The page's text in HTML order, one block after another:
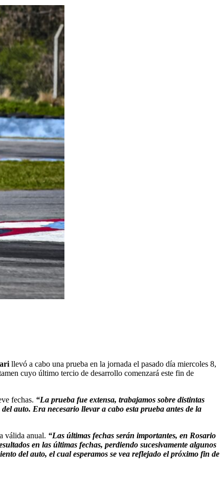
llevó a cabo una prueba en la jornada el pasado día miercoles 8,
cuyo último tercio de desarrollo comenzará este fin de
fechas. “La prueba fue extensa, trabajamos sobre distintas
auto. Era necesario llevar a cabo esta prueba antes de la
válida anual. “Las últimas fechas serán importantes, en Rosario
en las últimas fechas, perdiendo sucesivamente algunos
del auto, el cual esperamos se vea reflejado el próximo fin de